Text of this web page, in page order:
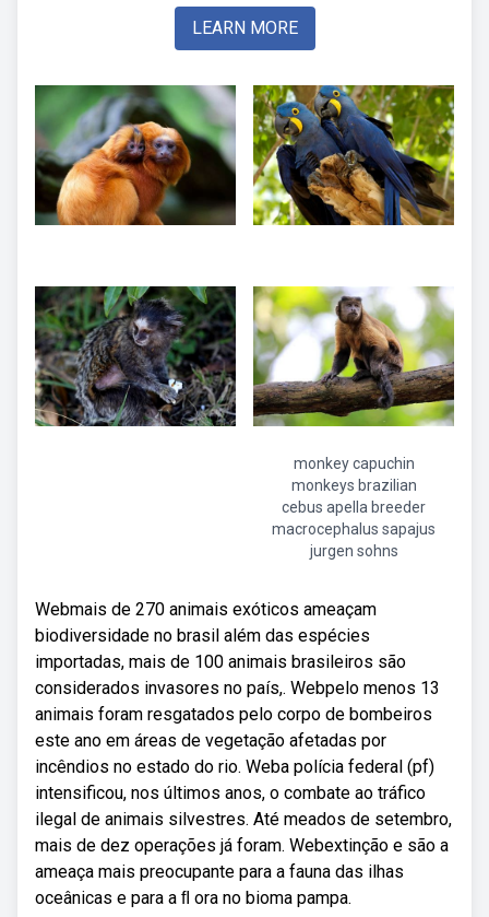
LEARN MORE
monkey capuchin
monkeys brazilian
cebus apella breeder
macrocephalus sapajus
jurgen sohns
Webmais de 270 animais exóticos ameaçam
biodiversidade no brasil além das espécies
importadas, mais de 100 animais brasileiros são
considerados invasores no país,. Webpelo menos 13
animais foram resgatados pelo corpo de bombeiros
este ano em áreas de vegetação afetadas por
incêndios no estado do rio. Weba polícia federal (pf)
intensificou, nos últimos anos, o combate ao tráfico
ilegal de animais silvestres. Até meados de setembro,
mais de dez operações já foram. Webextinção e são a
ameaça mais preocupante para a fauna das ilhas
oceânicas e para a ﬂ ora no bioma pampa.